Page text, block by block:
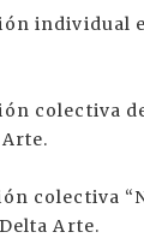
individual
colectiva
colectiva
Arte.